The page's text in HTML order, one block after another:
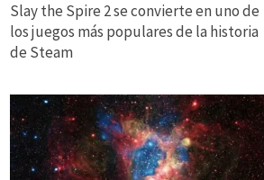
Slay the Spire 2 se convierte en uno de
los juegos más populares de la historia
de Steam